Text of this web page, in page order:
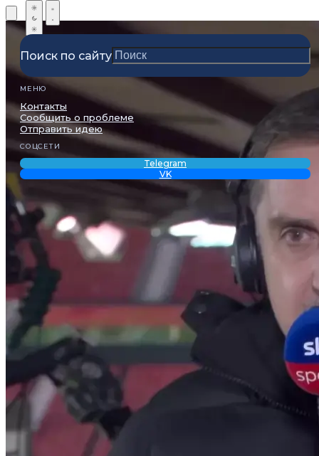
Поиск по сайту
МЕНЮ
Контакты
Сообщить о проблеме
Отправить идею
СОЦСЕТИ
Telegram
VK